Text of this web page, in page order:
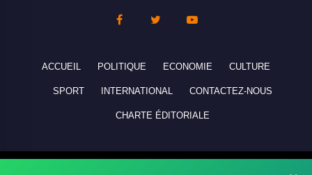
ACCUEIL POLITIQUE ECONOMIE CULTURE
SPORT INTERNATIONAL CONTACTEZ-NOUS
CHARTE ÉDITORIALE